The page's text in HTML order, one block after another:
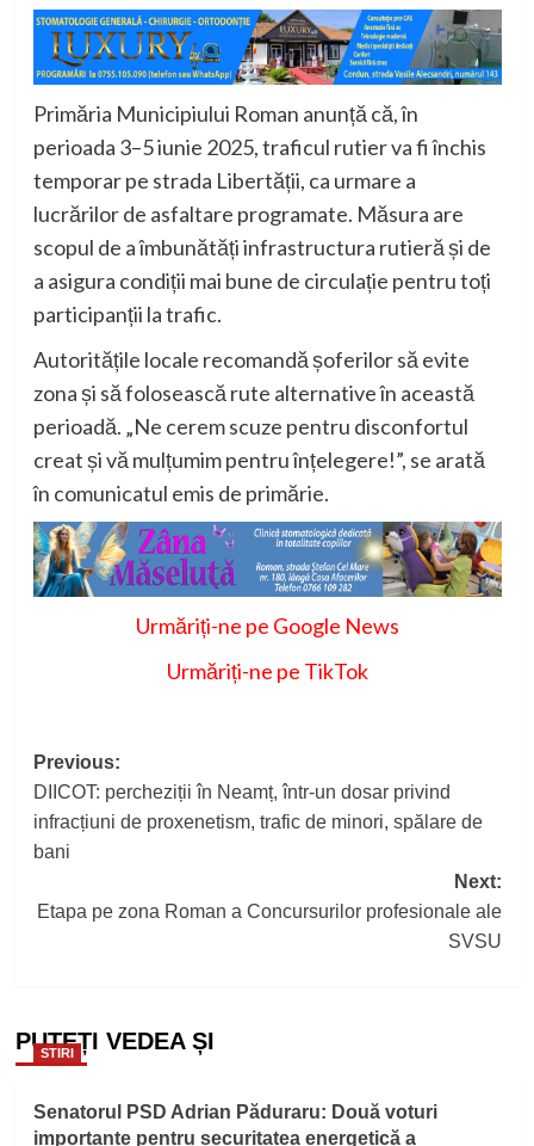
Primăria Municipiului Roman anunță că, în
perioada 3–5 iunie 2025, traficul rutier va fi închis
temporar pe strada Libertății, ca urmare a
lucrărilor de asfaltare programate. Măsura are
scopul de a îmbunătăți infrastructura rutieră și de
a asigura condiții mai bune de circulație pentru toți
participanții la trafic.
Autoritățile locale recomandă șoferilor să evite
zona și să folosească rute alternative în această
perioadă. „Ne cerem scuze pentru disconfortul
creat și vă mulțumim pentru înțelegere!”, se arată
în comunicatul emis de primărie.
Urmăriți-ne pe Google News
Urmăriți-ne pe TikTok
Post
navigation
Previous:
DIICOT: percheziții în Neamț, într-un dosar privind
infracțiuni de proxenetism, trafic de minori, spălare de
bani
Next:
Etapa pe zona Roman a Concursurilor profesionale ale
SVSU
PUTEȚI VEDEA ȘI
STIRI
Senatorul PSD Adrian Păduraru: Două voturi
importante pentru securitatea energetică a